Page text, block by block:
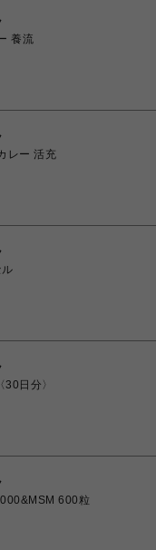
養流
レー 活充
日分〉
600粒